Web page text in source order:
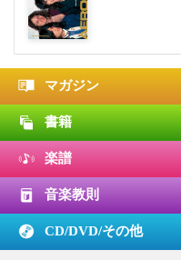
マガジン
書籍
楽譜
音楽教則
CD/DVD/その他